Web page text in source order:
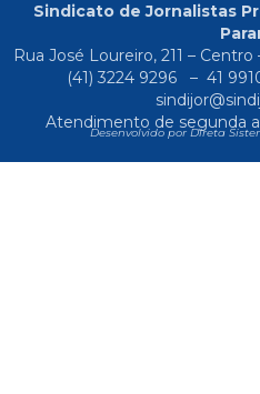
Sindicato de Jornalistas
Rua José Loureiro, 211 –
(41) 3224 9296
– 41
Atendimento de segunda
Desenvolvido por Direta